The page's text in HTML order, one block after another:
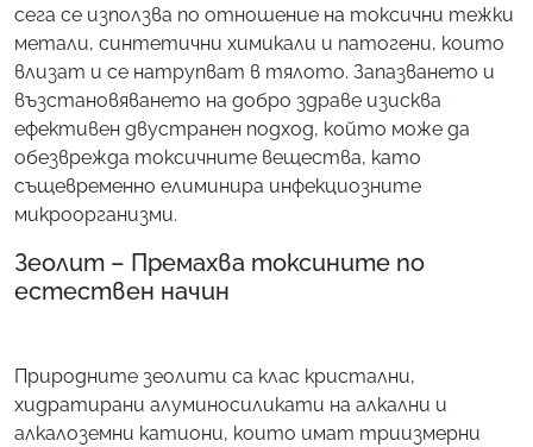
сега се използва по отношение на токсични тежки
метали, синтетични химикали и патогени, които
влизат и се натрупват в тялото. Запазването и
възстановяването на добро здраве изисква
ефективен двустранен подход, който може да
обезврежда токсичните вещества, като
същевременно елиминира инфекциозните
микроорганизми.
Зеолит – Премахва токсините по
естествен начин
Природните зеолити са клас кристални,
хидратирани алуминосиликати на алкални и
алкалоземни катиони, които имат триизмерни